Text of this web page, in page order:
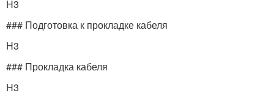
H3
### Подготовка к прокладке кабеля
H3
### Прокладка кабеля
H3